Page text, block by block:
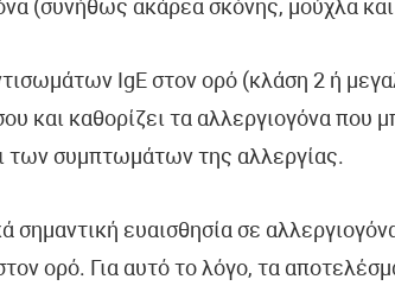
(συνήθως ακάρεα σκόνης, μούχλα
IgE στον ορό (κλάση 2 ή
και καθορίζει τα αλλεργιογόνα που
των συμπτωμάτων της αλλεργίας.
σημαντική ευαισθησία σε
ορό. Για αυτό το λόγο, τα